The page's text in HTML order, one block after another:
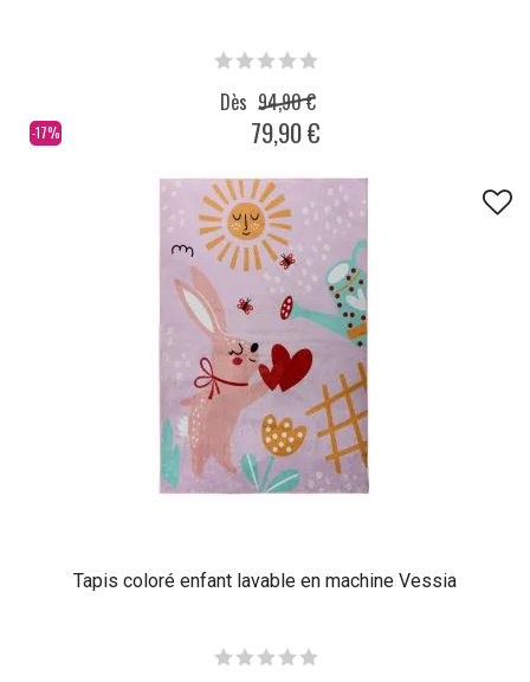
-17%
Dès 94,90 €
79,90 €
Tapis coloré enfant lavable en machine Vessia